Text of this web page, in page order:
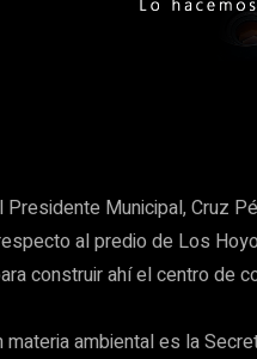
Presidente Municipal, Cruz
al predio de Los
construir ahí el centro de
materia ambiental es la